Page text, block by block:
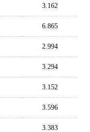
3.162
6.865
2.994
3.294
3.152
3.596
3.383